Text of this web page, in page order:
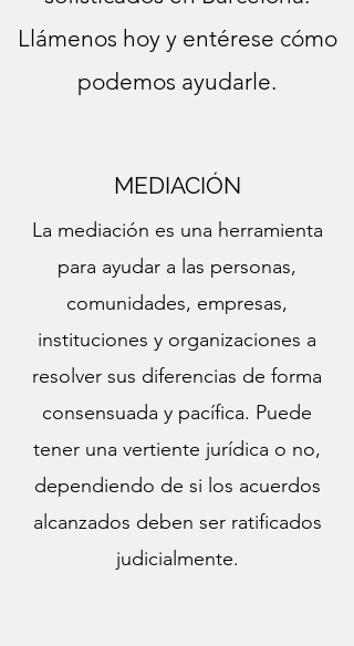
Llámenos hoy y entérese cómo
podemos ayudarle.
MEDIACIÓN
La mediación es una herramienta
para ayudar a las personas,
comunidades, empresas,
instituciones y organizaciones a
resolver sus diferencias de forma
consensuada y pacífica. Puede
tener una vertiente jurídica o no,
dependiendo de si los acuerdos
alcanzados deben ser ratificados
judicialmente.